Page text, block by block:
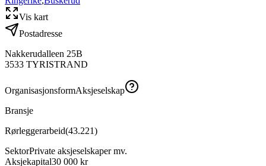
Vis kart
Postadresse
Nakkerudalleen 25B
3533 TYRISTRAND
OrganisasjonsformAksjeselskap
Bransje
Rørleggerarbeid(43.221)
SektorPrivate aksjeselskaper mv.
Aksjekapital30 000 kr